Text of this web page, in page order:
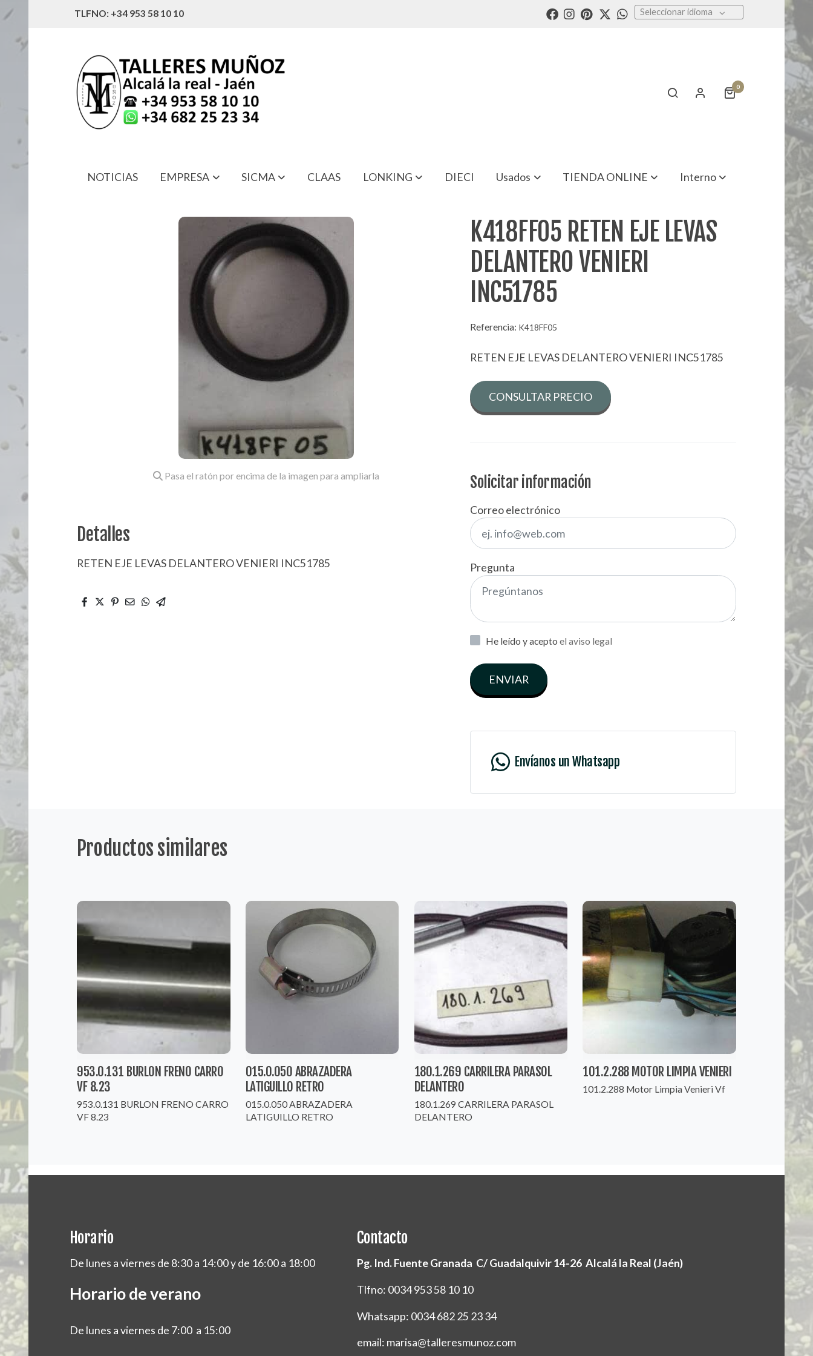
TLFNO: +34 953 58 10 10 Seleccionar idioma
0
NOTICIAS EMPRESA SICMA CLAAS LONKING DIECI Usados TIENDA ONLINE Interno
K418FF05 RETEN EJE LEVAS DELANTERO VENIERI INC51785
Pasa el ratón por encima de la imagen para ampliarla
Detalles
RETEN EJE LEVAS DELANTERO VENIERI INC51785
K418FF05 RETEN EJE LEVAS
DELANTERO VENIERI
INC51785
Referencia: K418FF05
RETEN EJE LEVAS DELANTERO VENIERI INC51785
CONSULTAR PRECIO
Solicitar información
Correo electrónico
Pregunta
He leído y acepto el aviso legal
ENVIAR
Envíanos un Whatsapp
Productos similares
953.0.131 BURLON FRENO CARRO
VF 8.23
953.0.131 BURLON FRENO CARRO
VF 8.23
015.0.050 ABRAZADERA
LATIGUILLO RETRO
015.0.050 ABRAZADERA
LATIGUILLO RETRO
180.1.269 CARRILERA PARASOL
DELANTERO
180.1.269 CARRILERA PARASOL
DELANTERO
101.2.288 MOTOR LIMPIA VENIERI
101.2.288 Motor Limpia Venieri Vf
Horario
De lunes a viernes de 8:30 a 14:00 y de 16:00 a 18:00
Horario de verano
De lunes a viernes de 7:00 a 15:00
Contacto
Pg. Ind. Fuente Granada C/ Guadalquivir 14-26 Alcalá la Real (Jaén)
Tlfno: 0034 953 58 10 10
Whatsapp: 0034 682 25 23 34
email: marisa@talleresmunoz.com